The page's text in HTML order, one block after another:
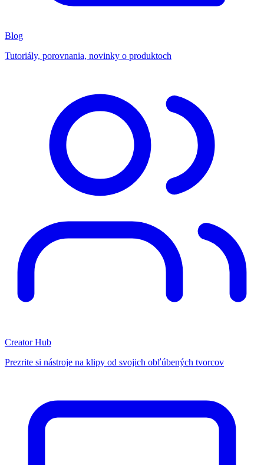
Blog
Tutoriály, porovnania, novinky o produktoch
Creator Hub
Prezrite si nástroje na klipy od svojich obľúbených tvorcov